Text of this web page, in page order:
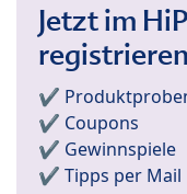
Jetzt im
registrieren
✔️
✔️ Coupons
✔️ Gewinnspiele
✔️ Tipps per Mail